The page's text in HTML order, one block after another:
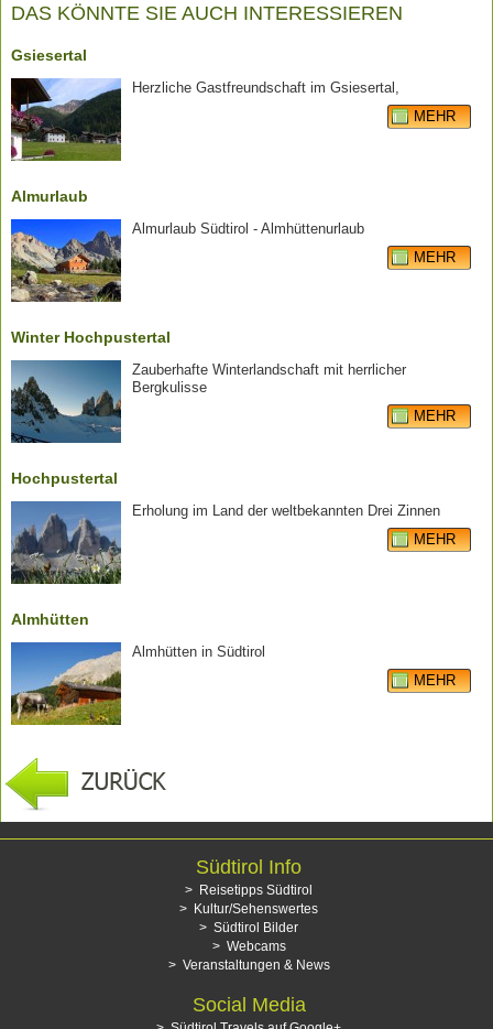
DAS KÖNNTE SIE AUCH INTERESSIEREN
Gsiesertal
Herzliche Gastfreundschaft im Gsiesertal,
MEHR
Almurlaub
Almurlaub Südtirol - Almhüttenurlaub
MEHR
Winter Hochpustertal
Zauberhafte Winterlandschaft mit herrlicher
Bergkulisse
MEHR
Hochpustertal
Erholung im Land der weltbekannten Drei Zinnen
MEHR
Almhütten
Almhütten in Südtirol
MEHR
Südtirol Info
Reisetipps Südtirol
Kultur/Sehenswertes
Südtirol Bilder
Webcams
Veranstaltungen & News
Social Media